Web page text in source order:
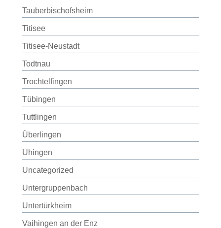
Tauberbischofsheim
Titisee
Titisee-Neustadt
Todtnau
Trochtelfingen
Tübingen
Tuttlingen
Überlingen
Uhingen
Uncategorized
Untergruppenbach
Untertürkheim
Vaihingen an der Enz